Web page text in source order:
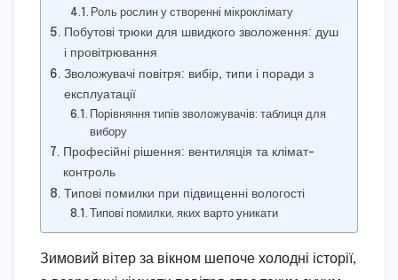
Роль рослин у створенні мікроклімату
Побутові трюки для швидкого зволоження: душ
і провітрювання
Зволожувачі повітря: вибір, типи і поради з
експлуатації
Порівняння типів зволожувачів: таблиця для
вибору
Професійні рішення: вентиляція та клімат-
контроль
Типові помилки при підвищенні вологості
Типові помилки, яких варто уникати
Зимовий вітер за вікном шепоче холодні історії,